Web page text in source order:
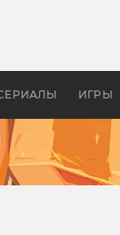
ИГРЫ